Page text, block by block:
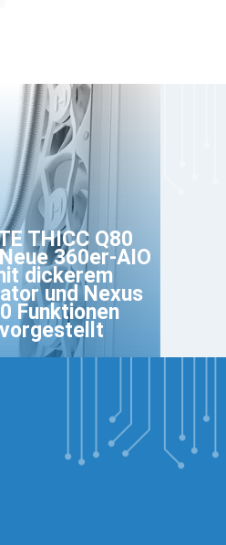
THICC Q80
360er-AIO
dickerem
und Nexus
Funktionen
vorgestellt